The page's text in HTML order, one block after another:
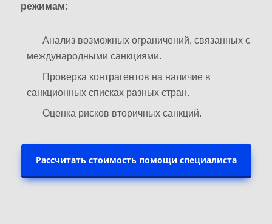
режимам:
Анализ возможных ограничений, связанных с
международными санкциями.
Проверка контрагентов на наличие в
санкционных списках разных стран.
Оценка рисков вторичных санкций.
Рассчитать стоимость помощи специалиста